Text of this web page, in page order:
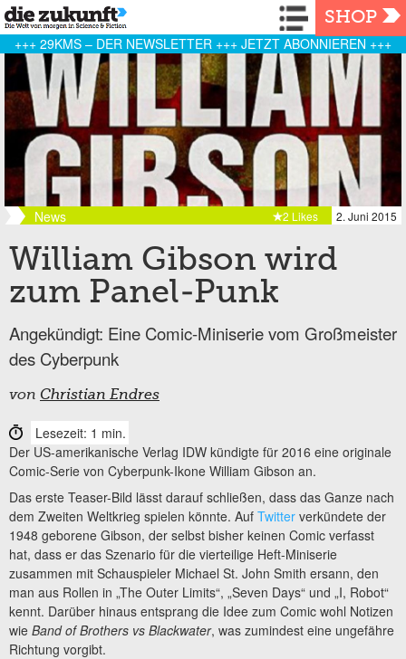
Navigation
SHOP
+++ 29KMS – DER NEWSLETTER +++ JETZT ABONNIEREN +++
News 2. Juni 2015
2 Likes
William Gibson wird
zum Panel-Punk
Angekündigt: Eine Comic-Miniserie vom Großmeister
des Cyberpunk
von Christian Endres
Lesezeit: 1 min.
Der US-amerikanische Verlag IDW kündigte für 2016 eine originale
Comic-Serie von Cyberpunk-Ikone William Gibson an.
Das erste Teaser-Bild lässt darauf schließen, dass das Ganze nach
dem Zweiten Weltkrieg spielen könnte. Auf Twitter verkündete der
1948 geborene Gibson, der selbst bisher keinen Comic verfasst
hat, dass er das Szenario für die vierteilige Heft-Miniserie
zusammen mit Schauspieler Michael St. John Smith ersann, den
man aus Rollen in „The Outer Limits“, „Seven Days“ und „I, Robot“
kennt. Darüber hinaus entsprang die Idee zum Comic wohl Notizen
wie Band of Brothers vs Blackwater, was zumindest eine ungefähre
Richtung vorgibt.